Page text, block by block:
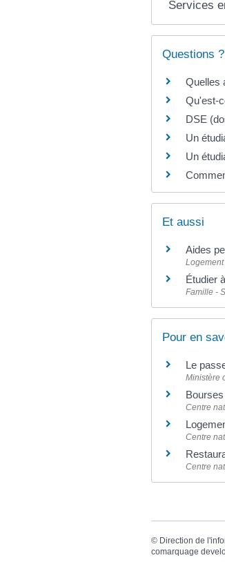
Services
Questions
Quelles
Qu'est-
DSE
Un
Un
Et aussi
Aides
Logement
Étudier
Famille -
Pour en
Le
Ministère
Centre
Centre
Centre
© Direction de
comarquage